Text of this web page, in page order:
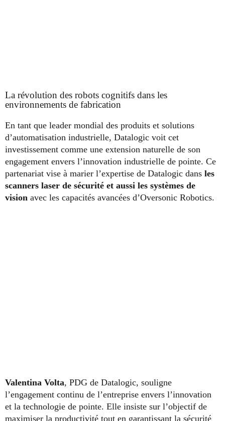
La révolution des robots cognitifs dans les
environnements de fabrication
En tant que leader mondial des produits et solutions
d’automatisation industrielle, Datalogic voit cet
investissement comme une extension naturelle de son
engagement envers l’innovation industrielle de pointe. Ce
partenariat vise à marier l’expertise de Datalogic dans les
scanners laser de sécurité et aussi les systèmes de
vision avec les capacités avancées d’Oversonic Robotics.
Valentina Volta, PDG de Datalogic, souligne
l’engagement continu de l’entreprise envers l’innovation
et la technologie de pointe. Elle insiste sur l’objectif de
maximiser la productivité tout en garantissant la sécurité